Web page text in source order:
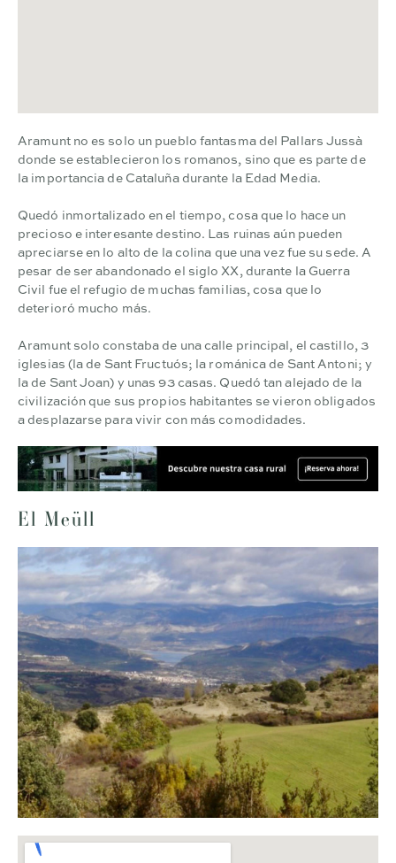
Aramunt no es solo un pueblo fantasma del Pallars Jussà
donde se establecieron los romanos, sino que es parte de
la importancia de Cataluña durante la Edad Media.
Quedó inmortalizado en el tiempo, cosa que lo hace un
precioso e interesante destino. Las ruinas aún pueden
apreciarse en lo alto de la colina que una vez fue su sede. A
pesar de ser abandonado el siglo XX, durante la Guerra
Civil fue el refugio de muchas familias, cosa que lo
deterioró mucho más.
Aramunt solo constaba de una calle principal, el castillo, 3
iglesias (la de Sant Fructuós; la románica de Sant Antoni; y
la de Sant Joan) y unas 93 casas. Quedó tan alejado de la
civilización que sus propios habitantes se vieron obligados
a desplazarse para vivir con más comodidades.
El Meüll